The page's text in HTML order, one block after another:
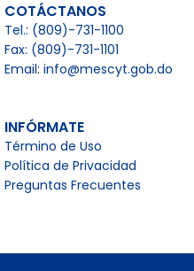
COTÁCTANOS
Tel.: (809)-731-1100
Fax: (809)-731-1101
Email: info@mescyt.gob.do
INFÓRMATE
Término de Uso
Política de Privacidad
Preguntas Frecuentes